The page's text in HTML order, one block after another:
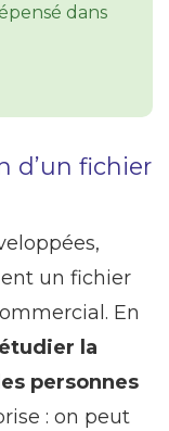
dans
d’un fichier
un fichier
En
étudier la
personnes
: on peut